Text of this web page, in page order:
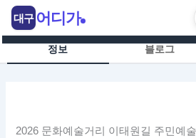
츠
정보 블로그
2026 문화예술거리 이태원길 주민예
대구 어디가